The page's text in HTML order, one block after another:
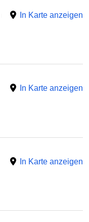
In Karte anzeigen
In Karte anzeigen
In Karte anzeigen